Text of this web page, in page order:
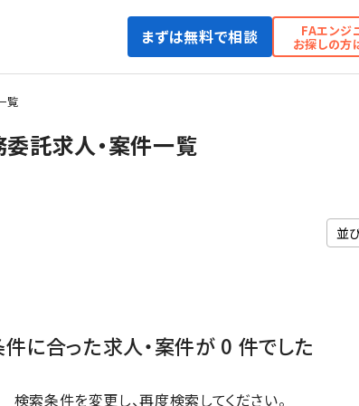
まずは無料で相談 FAエンジ
お探しの方
覧
託求人・案件一覧
件に合った求人・案件が 0 件でした
検索条件を変更し、再度検索してください。